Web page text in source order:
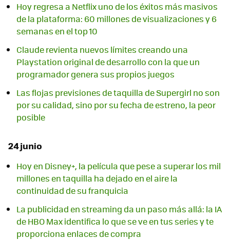
Hoy regresa a Netflix uno de los éxitos más masivos
de la plataforma: 60 millones de visualizaciones y 6
semanas en el top 10
Claude revienta nuevos límites creando una
Playstation original de desarrollo con la que un
programador genera sus propios juegos
Las flojas previsiones de taquilla de Supergirl no son
por su calidad, sino por su fecha de estreno, la peor
posible
24 junio
Hoy en Disney+, la película que pese a superar los mil
millones en taquilla ha dejado en el aire la
continuidad de su franquicia
La publicidad en streaming da un paso más allá: la IA
de HBO Max identifica lo que se ve en tus series y te
proporciona enlaces de compra